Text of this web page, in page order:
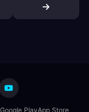
Google PlayApp Store